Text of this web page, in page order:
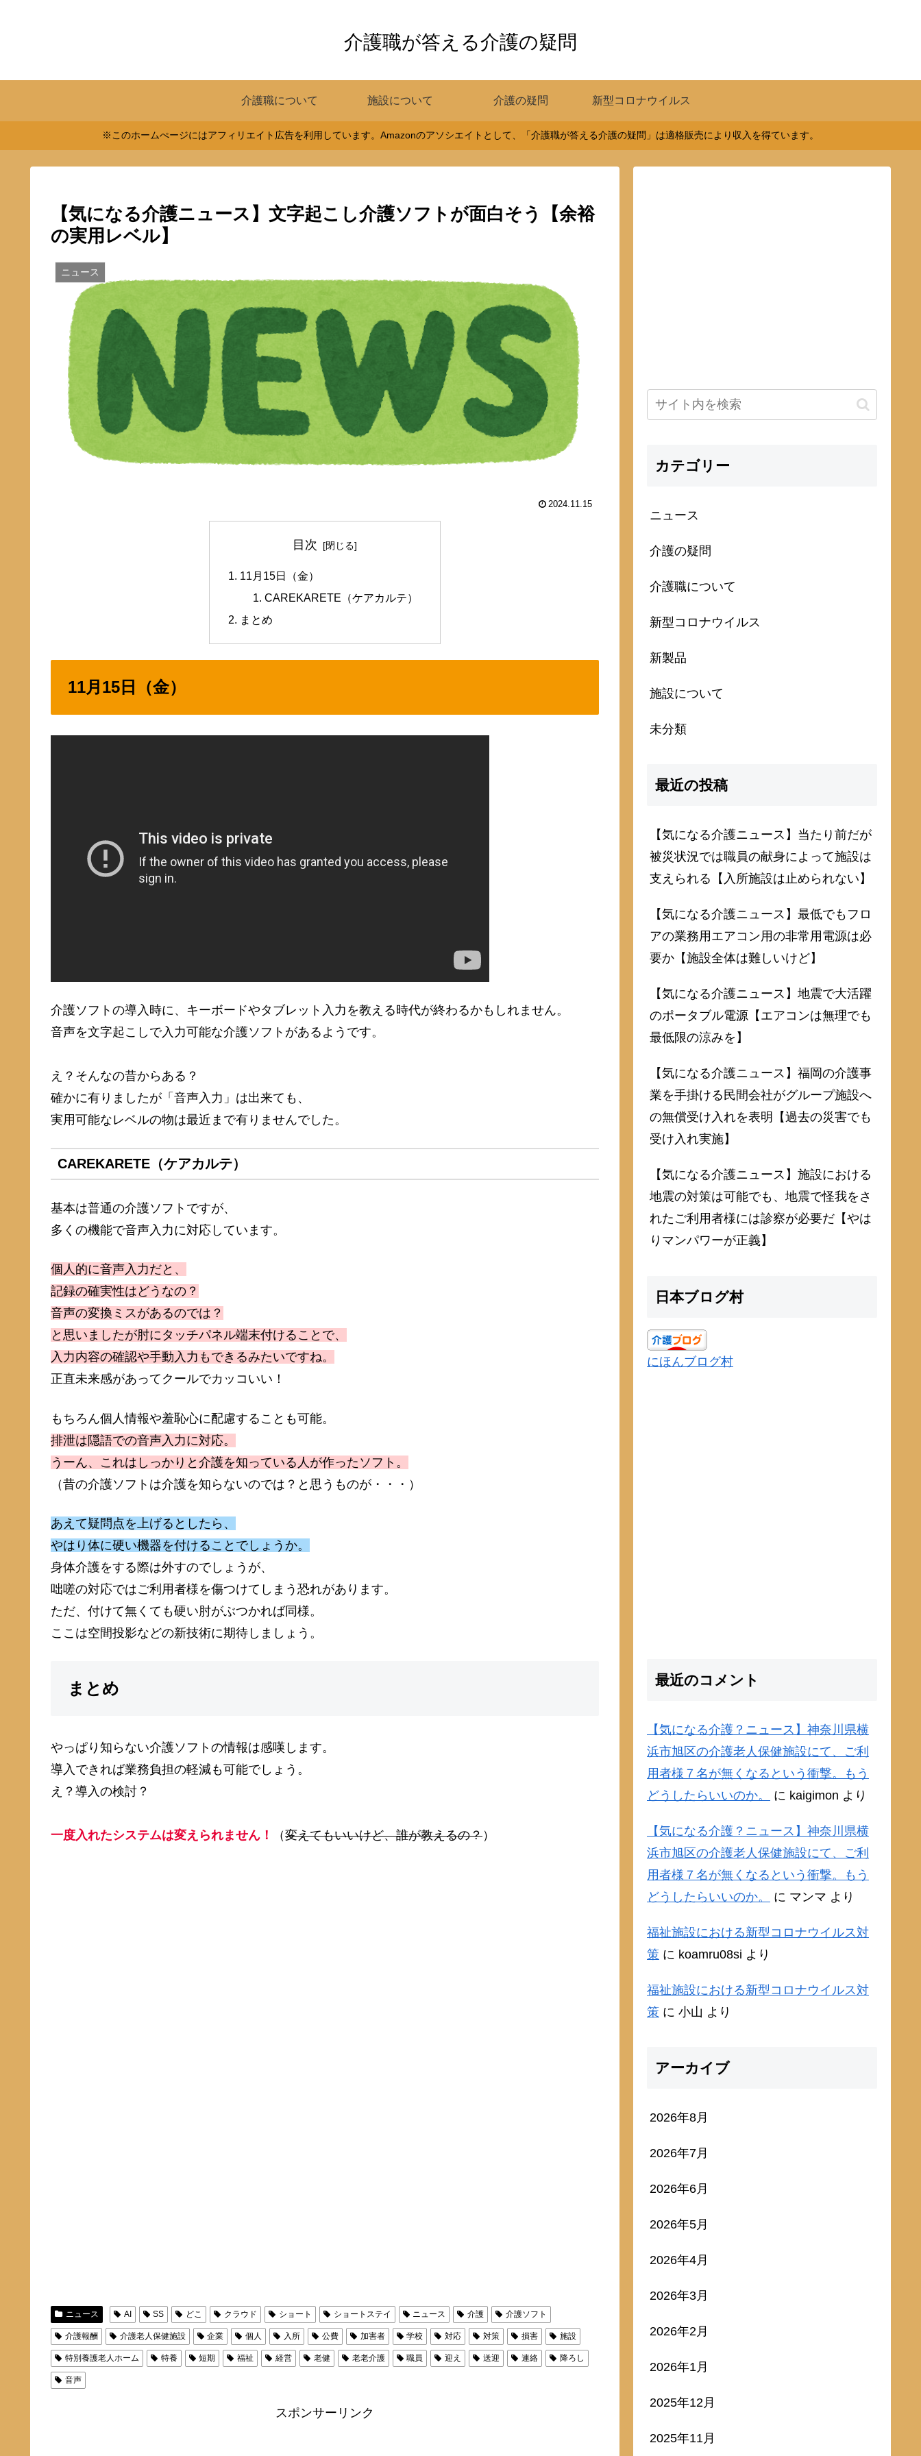
介護職が答える介護の疑問
介護職について 施設について 介護の疑問 新型コロナウイルス
※このホームぺージにはアフィリエイト広告を利用しています。Amazonのアソシエイトとして、「介護職が答える介護の疑問」は適格販売により収入を得ています。
【気になる介護ニュース】文字起こし介護ソフトが面白そう【余裕
の実用レベル】
ニュース
2024.11.15
目次
11月15日（金）
CAREKARETE（ケアカルテ）
まとめ
11月15日（金）
介護ソフトの導入時に、キーボードやタブレット入力を教える時代が終わるかもしれません。
音声を文字起こしで入力可能な介護ソフトがあるようです。
え？そんなの昔からある？
確かに有りましたが「音声入力」は出来ても、
実用可能なレベルの物は最近まで有りませんでした。
CAREKARETE（ケアカルテ）
基本は普通の介護ソフトですが、
多くの機能で音声入力に対応しています。
個人的に音声入力だと、
記録の確実性はどうなの？
音声の変換ミスがあるのでは？
と思いましたが肘にタッチパネル端末付けることで、
入力内容の確認や手動入力もできるみたいですね。
正直未来感があってクールでカッコいい！
もちろん個人情報や羞恥心に配慮することも可能。
排泄は隠語での音声入力に対応。
うーん、これはしっかりと介護を知っている人が作ったソフト。
（昔の介護ソフトは介護を知らないのでは？と思うものが・・・）
あえて疑問点を上げるとしたら、
やはり体に硬い機器を付けることでしょうか。
身体介護をする際は外すのでしょうが、
咄嗟の対応ではご利用者様を傷つけてしまう恐れがあります。
ただ、付けて無くても硬い肘がぶつかれば同様。
ここは空間投影などの新技術に期待しましょう。
まとめ
やっぱり知らない介護ソフトの情報は感嘆します。
導入できれば業務負担の軽減も可能でしょう。
え？導入の検討？
一度入れたシステムは変えられません！ （変えてもいいけど、誰が教えるの？）
ニュース AI SS どこ クラウド ショート ショートステイ ニュース 介護 介護ソフト
介護報酬 介護老人保健施設 企業 個人 入所 公費 加害者 学校 対応 対策 損害 施設
特別養護老人ホーム 特養 短期 福祉 経営 老健 老老介護 職員 迎え 送迎 連絡 降ろし
音声
スポンサーリンク
カテゴリー
ニュース
介護の疑問
介護職について
新型コロナウイルス
新製品
施設について
未分類
最近の投稿
【気になる介護ニュース】当たり前だが
被災状況では職員の献身によって施設は
支えられる【入所施設は止められない】
【気になる介護ニュース】最低でもフロ
アの業務用エアコン用の非常用電源は必
要か【施設全体は難しいけど】
【気になる介護ニュース】地震で大活躍
のポータブル電源【エアコンは無理でも
最低限の涼みを】
【気になる介護ニュース】福岡の介護事
業を手掛ける民間会社がグループ施設へ
の無償受け入れを表明【過去の災害でも
受け入れ実施】
【気になる介護ニュース】施設における
地震の対策は可能でも、地震で怪我をさ
れたご利用者様には診察が必要だ【やは
りマンパワーが正義】
日本ブログ村
にほんブログ村
最近のコメント
【気になる介護？ニュース】神奈川県横
浜市旭区の介護老人保健施設にて、ご利
用者様７名が無くなるという衝撃。もう
どうしたらいいのか。
に kaigimon より
【気になる介護？ニュース】神奈川県横
浜市旭区の介護老人保健施設にて、ご利
用者様７名が無くなるという衝撃。もう
どうしたらいいのか。
に マンマ より
福祉施設における新型コロナウイルス対
策 に koamru08si より
福祉施設における新型コロナウイルス対
策 に 小山 より
アーカイブ
2026年8月
2026年7月
2026年6月
2026年5月
2026年4月
2026年3月
2026年2月
2026年1月
2025年12月
2025年11月